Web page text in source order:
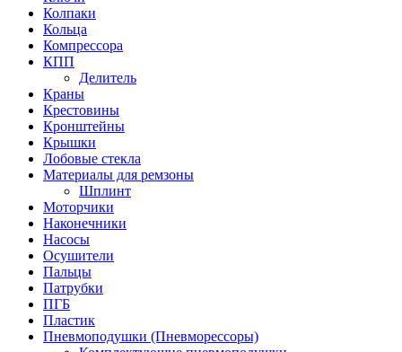
Колпаки
Кольца
Компрессора
КПП
Делитель
Краны
Крестовины
Кронштейны
Крышки
Лобовые стекла
Материалы для ремзоны
Шплинт
Моторчики
Наконечники
Насосы
Осушители
Пальцы
Патрубки
ПГБ
Пластик
Пневмоподушки (Пневморессоры)